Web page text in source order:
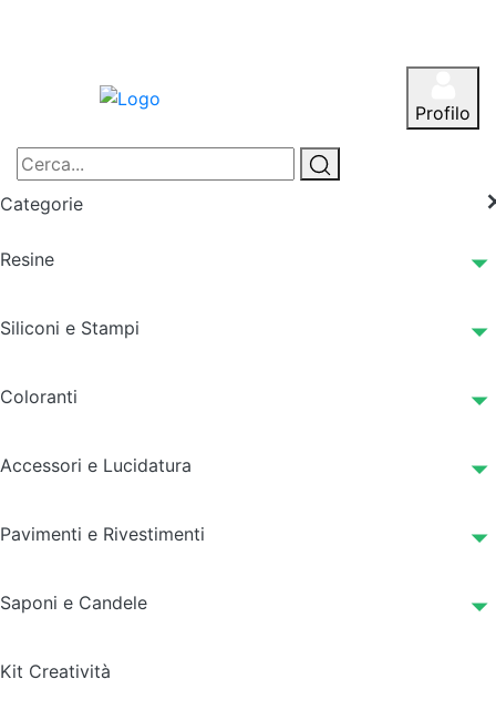
Profilo
Categorie
Resine
Siliconi e Stampi
Coloranti
Accessori e Lucidatura
Pavimenti e Rivestimenti
Saponi e Candele
Kit Creatività